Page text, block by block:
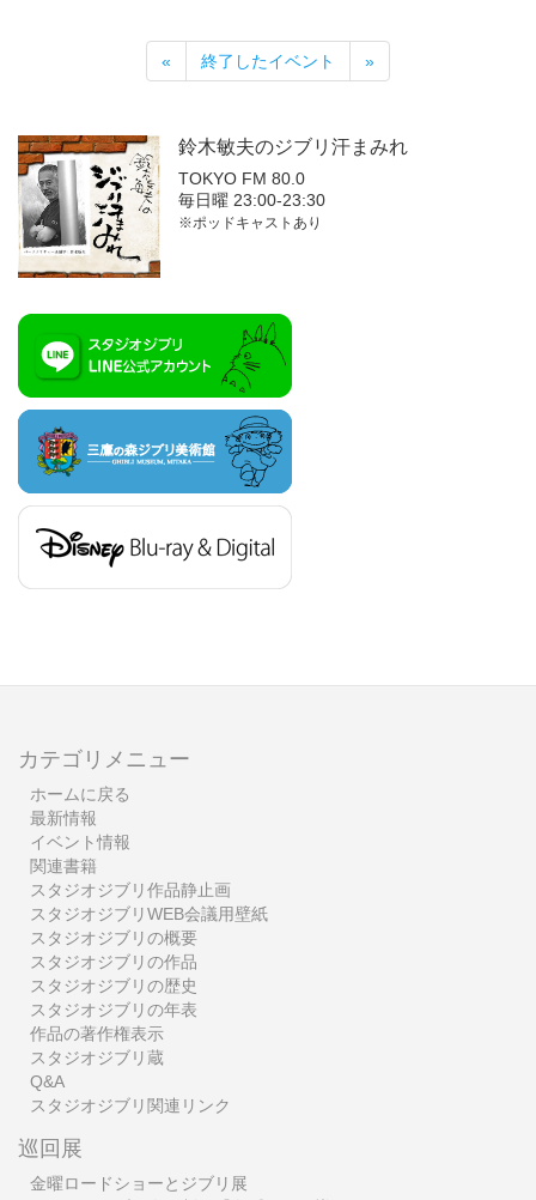
« 終了したイベント »
鈴木敏夫のジブリ汗まみれ
TOKYO FM 80.0
毎日曜 23:00-23:30
※ポッドキャストあり
カテゴリメニュー
ホームに戻る
最新情報
イベント情報
関連書籍
スタジオジブリ作品静止画
スタジオジブリWEB会議用壁紙
スタジオジブリの概要
スタジオジブリの作品
スタジオジブリの歴史
スタジオジブリの年表
作品の著作権表示
スタジオジブリ蔵
Q&A
スタジオジブリ関連リンク
巡回展
金曜ロードショーとジブリ展